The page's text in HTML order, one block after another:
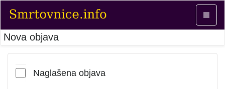
Toggle
Nova objava
Naglašena objava